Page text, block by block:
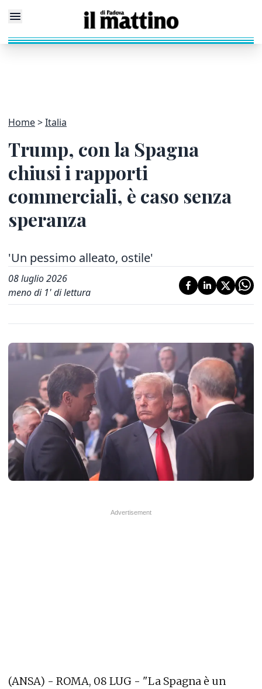
Home Italia
Trump, con la Spagna
chiusi i rapporti
commerciali, è caso senza
speranza
'Un pessimo alleato, ostile'
08 luglio 2026
meno di 1' di lettura
(ANSA) - ROMA, 08 LUG - "La Spagna è un